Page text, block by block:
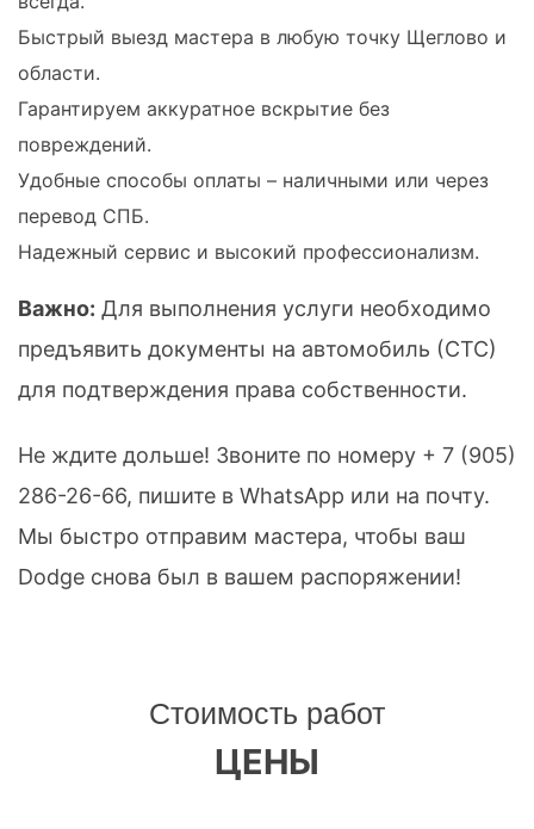
Быстрый выезд мастера в любую точку Щеглово и
области.
Гарантируем аккуратное вскрытие без
повреждений.
Удобные способы оплаты – наличными или через
перевод СПБ.
Надежный сервис и высокий профессионализм.
Важно: Для выполнения услуги необходимо
предъявить документы на автомобиль (СТС)
для подтверждения права собственности.
Не ждите дольше! Звоните по номеру + 7 (905)
286-26-66, пишите в WhatsApp или на почту.
Мы быстро отправим мастера, чтобы ваш
Dodge снова был в вашем распоряжении!
Стоимость работ
ЦЕНЫ